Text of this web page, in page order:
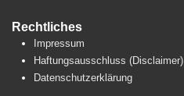
Rechtliches
Impressum
Haftungsausschluss (Disclaimer)
Datenschutzerklärung